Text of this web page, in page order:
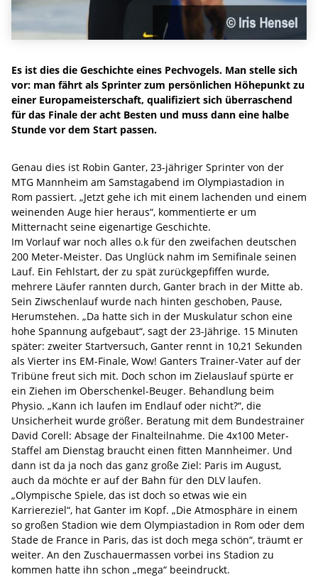
Es ist dies die Geschichte eines Pechvogels. Man stelle sich
vor: man fährt als Sprinter zum persönlichen Höhepunkt zu
einer Europameisterschaft, qualifiziert sich überraschend
für das Finale der acht Besten und muss dann eine halbe
Stunde vor dem Start passen.
Genau dies ist Robin Ganter, 23-jähriger Sprinter von der
MTG Mannheim am Samstagabend im Olympiastadion in
Rom passiert. „Jetzt gehe ich mit einem lachenden und einem
weinenden Auge hier heraus“, kommentierte er um
Mitternacht seine eigenartige Geschichte.
Im Vorlauf war noch alles o.k für den zweifachen deutschen
200 Meter-Meister. Das Unglück nahm im Semifinale seinen
Lauf. Ein Fehlstart, der zu spät zurückgepfiffen wurde,
mehrere Läufer rannten durch, Ganter brach in der Mitte ab.
Sein Ziwschenlauf wurde nach hinten geschoben, Pause,
Herumstehen. „Da hatte sich in der Muskulatur schon eine
hohe Spannung aufgebaut“, sagt der 23-Jährige. 15 Minuten
später: zweiter Startversuch, Ganter rennt in 10,21 Sekunden
als Vierter ins EM-Finale, Wow! Ganters Trainer-Vater auf der
Tribüne freut sich mit. Doch schon im Zielauslauf spürte er
ein Ziehen im Oberschenkel-Beuger. Behandlung beim
Physio. „Kann ich laufen im Endlauf oder nicht?“, die
Unsicherheit wurde größer. Beratung mit dem Bundestrainer
David Corell: Absage der Finalteilnahme. Die 4x100 Meter-
Staffel am Dienstag braucht einen fitten Mannheimer. Und
dann ist da ja noch das ganz große Ziel: Paris im August,
auch da möchte er auf der Bahn für den DLV laufen.
„Olympische Spiele, das ist doch so etwas wie ein
Karriereziel“, hat Ganter im Kopf. „Die Atmosphäre in einem
so großen Stadion wie dem Olympiastadion in Rom oder dem
Stade de France in Paris, das ist doch mega schön“, träumt er
weiter. An den Zuschauermassen vorbei ins Stadion zu
kommen hatte ihn schon „mega“ beeindruckt.